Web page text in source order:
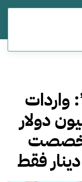
تبلغ 600 مليون دولار
خصصت